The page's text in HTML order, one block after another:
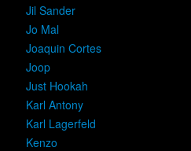
Jil Sander
Jo Mal
Joaquin Cortes
Joop
Just Hookah
Karl Antony
Karl Lagerfeld
Kenzo